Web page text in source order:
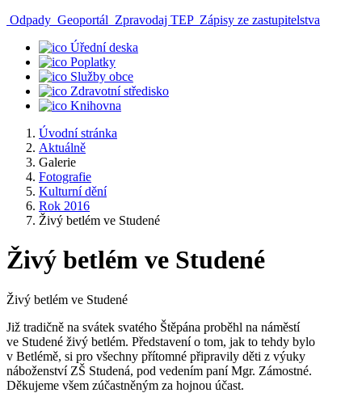
Odpady Geoportál Zpravodaj TEP Zápisy ze zastupitelstva
Úřední deska
Poplatky
Služby obce
Zdravotní středisko
Knihovna
Úvodní stránka
Aktuálně
Galerie
Fotografie
Kulturní dění
Rok 2016
Živý betlém ve Studené
Živý betlém ve Studené
Živý betlém ve Studené
Již tradičně na svátek svatého Štěpána proběhl na náměstí
ve Studené živý betlém. Představení o tom, jak to tehdy bylo
v Betlémě, si pro všechny přítomné připravily děti z výuky
náboženství ZŠ Studená, pod vedením paní Mgr. Zámostné.
Děkujeme všem zúčastněným za hojnou účast.